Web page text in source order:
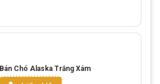
Bán Chó Alaska Trắng Xám